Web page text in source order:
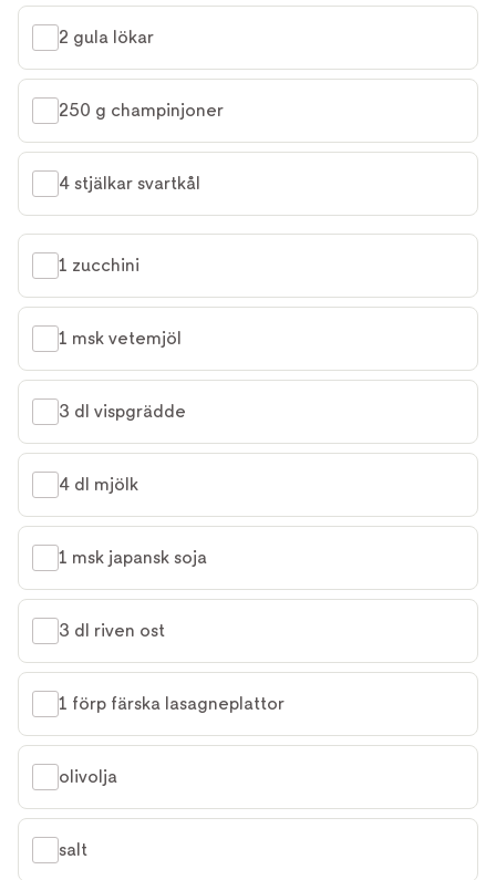
2 gula lökar
250 g champinjoner
4 stjälkar svartkål
1 zucchini
1 msk vetemjöl
3 dl vispgrädde
4 dl mjölk
1 msk japansk soja
3 dl riven ost
1 förp färska lasagneplattor
olivolja
salt